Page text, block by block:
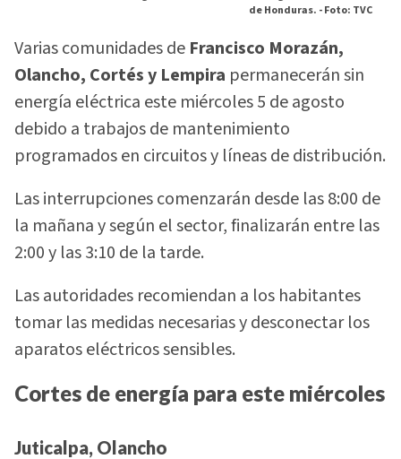
de Honduras. -Foto: TVC
Varias comunidades de Francisco Morazán,
Olancho, Cortés y Lempira permanecerán sin
energía eléctrica este miércoles 5 de agosto
debido a trabajos de mantenimiento
programados en circuitos y líneas de distribución.
Las interrupciones comenzarán desde las 8:00 de
la mañana y según el sector, finalizarán entre las
2:00 y las 3:10 de la tarde.
Las autoridades recomiendan a los habitantes
tomar las medidas necesarias y desconectar los
aparatos eléctricos sensibles.
Cortes de energía para este miércoles
Juticalpa, Olancho